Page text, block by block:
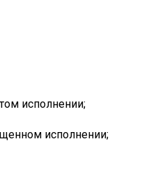
исполнении;
исполнении;